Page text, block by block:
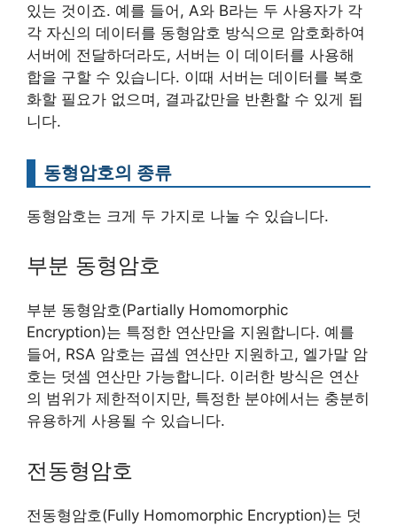
있는 것이죠. 예를 들어, A와 B라는 두 사용자가 각
각 자신의 데이터를 동형암호 방식으로 암호화하여
서버에 전달하더라도, 서버는 이 데이터를 사용해
합을 구할 수 있습니다. 이때 서버는 데이터를 복호
화할 필요가 없으며, 결과값만을 반환할 수 있게 됩
니다.
동형암호의 종류
동형암호는 크게 두 가지로 나눌 수 있습니다.
부분 동형암호
부분 동형암호(Partially Homomorphic
Encryption)는 특정한 연산만을 지원합니다. 예를
들어, RSA 암호는 곱셈 연산만 지원하고, 엘가말 암
호는 덧셈 연산만 가능합니다. 이러한 방식은 연산
의 범위가 제한적이지만, 특정한 분야에서는 충분히
유용하게 사용될 수 있습니다.
전동형암호
전동형암호(Fully Homomorphic Encryption)는 덧